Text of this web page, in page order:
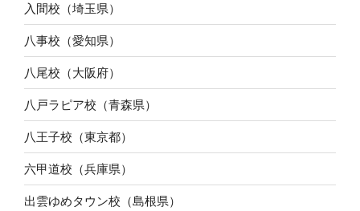
入間校（埼玉県）
八事校（愛知県）
八尾校（大阪府）
八戸ラピア校（青森県）
八王子校（東京都）
六甲道校（兵庫県）
出雲ゆめタウン校（島根県）